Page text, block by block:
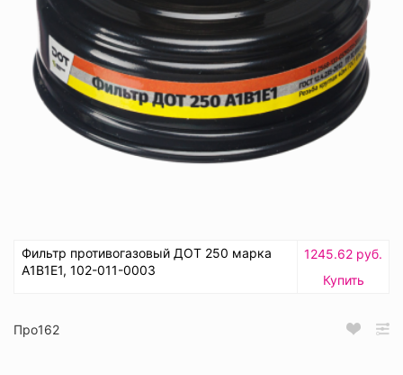
Фильтр противогазовый ДОТ 250 марка
А1В1Е1, 102-011-0003
1245.62 руб.
Купить
Про162